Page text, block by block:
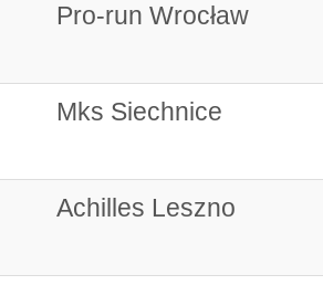
Pro-run Wrocław
Mks Siechnice
Achilles Leszno